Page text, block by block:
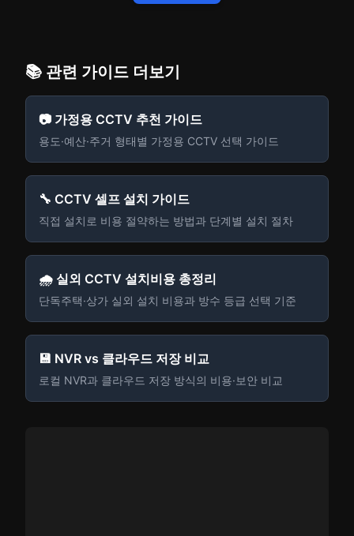
📚 관련 가이드 더보기
📷 가정용 CCTV 추천 가이드
용도·예산·주거 형태별 가정용 CCTV 선택 가이드
🔧 CCTV 셀프 설치 가이드
직접 설치로 비용 절약하는 방법과 단계별 설치 절차
🌧️ 실외 CCTV 설치비용 총정리
단독주택·상가 실외 설치 비용과 방수 등급 선택 기준
💾 NVR vs 클라우드 저장 비교
로컬 NVR과 클라우드 저장 방식의 비용·보안 비교